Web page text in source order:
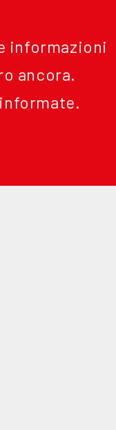
informazioni
ancora.